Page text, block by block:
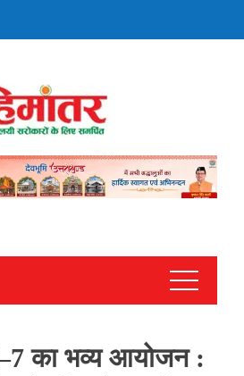
का भव्य आयोजन :